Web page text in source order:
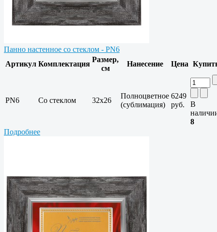
Панно настенное со стеклом - PN6
Артикул Комплектация
Размер,
см
Нанесение Цена
PN6 Со стеклом 32х26
Полноцветное
(сублимация)
6249
руб.
В
8
Подробнее